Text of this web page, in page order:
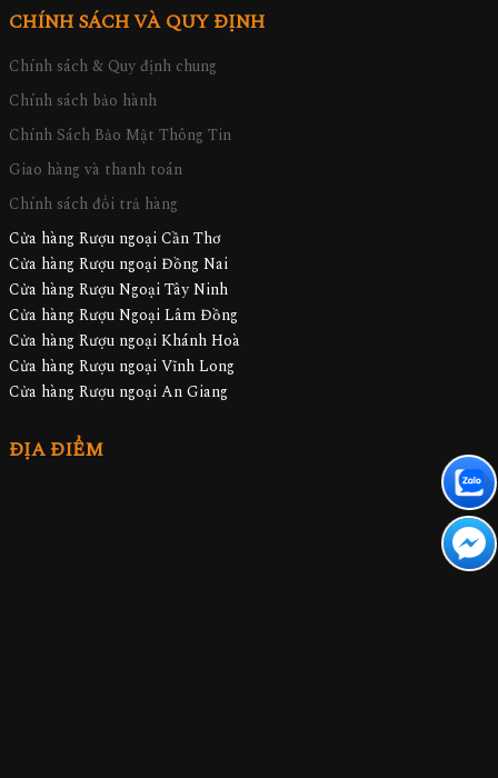
CHÍNH SÁCH VÀ QUY ĐỊNH
Chính sách & Quy định chung
Chính sách bảo hành
Chính Sách Bảo Mật Thông Tin
Giao hàng và thanh toán
Chính sách đổi trả hàng
Cửa hàng Rượu ngoại Cần Thơ
Cửa hàng Rượu ngoại Đồng Nai
Cửa hàng Rượu Ngoại Tây Ninh
Cửa hàng Rượu Ngoại Lâm Đồng
Cửa hàng Rượu ngoại Khánh Hoà
Cửa hàng Rượu ngoại Vĩnh Long
Cửa hàng Rượu ngoại An Giang
ĐỊA ĐIỂM